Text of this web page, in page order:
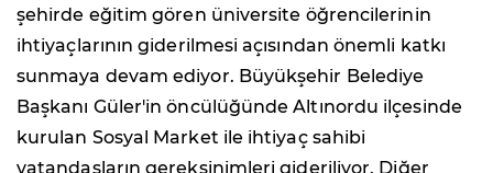
şehirde eğitim gören üniversite öğrencilerinin
ihtiyaçlarının giderilmesi açısından önemli katkı
sunmaya devam ediyor. Büyükşehir Belediye
Başkanı Güler'in öncülüğünde Altınordu ilçesinde
kurulan Sosyal Market ile ihtiyaç sahibi
vatandaşların gereksinimleri gideriliyor. Diğer